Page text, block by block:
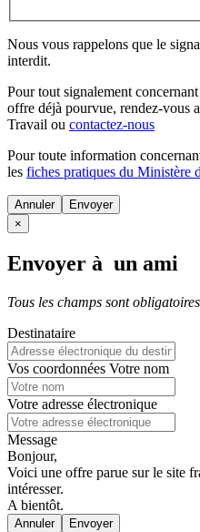
Nous vous rappelons que le
interdit.
Pour tout signalement concernant
offre déjà pourvue, rendez-vous
Travail ou contactez-nous
Pour toute information
les fiches pratiques du Ministère
Annuler
×
Envoyer à un ami
Tous les champs sont obligatoires
Destinataire
Vos coordonnées Votre nom
Votre adresse électronique
Message
Bonjour,
Voici une offre parue sur le site
intéresser.
A bientôt.
Annuler